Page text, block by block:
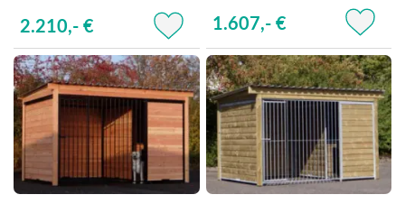
2.210,- € 1.607,- €